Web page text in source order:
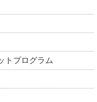
トプログラム